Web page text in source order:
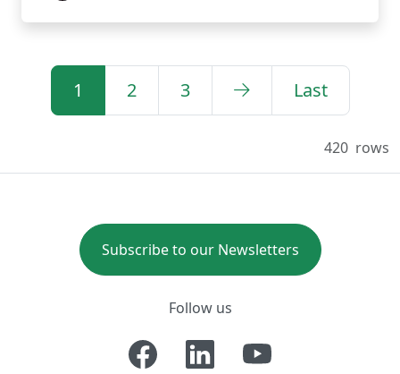
1 2 3 Last
420 rows
Subscribe to our Newsletters
Follow us